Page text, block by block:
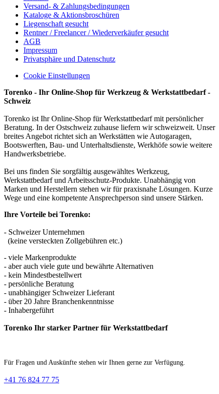
Versand- & Zahlungsbedingungen
Kataloge & Aktionsbroschüren
Liegenschaft gesucht
Rentner / Freelancer / Wiederverkäufer gesucht
AGB
Impressum
Privatsphäre und Datenschutz
Cookie Einstellungen
Torenko - Ihr Online-Shop für Werkzeug & Werkstattbedarf -
Schweiz
Torenko ist Ihr Online-Shop für Werkstattbedarf mit persönlicher
Beratung. In der Ostschweiz zuhause liefern wir schweizweit. Unser
breites Angebot richtet sich an Werkstätten wie Autogaragen,
Bootswerften, Bau- und Unterhaltsdienste, Werkhöfe sowie weitere
Handwerksbetriebe.
Bei uns finden Sie sorgfältig ausgewähltes Werkzeug,
Werkstattbedarf und Arbeitsschutz-Produkte. Unabhängig von
Marken und Herstellern stehen wir für praxisnahe Lösungen. Kurze
Wege und eine kompetente Ansprechperson sind unsere Stärken.
Ihre Vorteile bei Torenko:
- Schweizer Unternehmen
(keine versteckten Zollgebühren etc.)
- viele Markenprodukte
- aber auch viele gute und bewährte Alternativen
- kein Mindestbestellwert
- persönliche Beratung
- unabhängiger Schweizer Lieferant
- über 20 Jahre Branchenkenntnisse
- Inhabergeführt
Torenko Ihr starker Partner für Werkstattbedarf
Für Fragen und Auskünfte stehen wir Ihnen gerne zur Verfügung.
+41 76 824 77 75